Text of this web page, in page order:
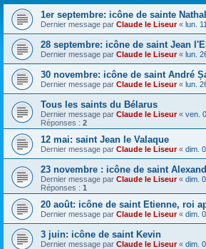
1er septembre: icône de sainte
Dernier message par Claude le Liseur« lun.
28 septembre: icône de saint Jean
Dernier message par Claude le Liseur« lun.
30 novembre: icône de saint André
Dernier message par Claude le Liseur« lun.
Tous les saints du Bélarus
Dernier message par Claude le Liseur« ven.
Réponses : 2
12 mai: saint Jean le Valaque
Dernier message par Claude le Liseur« dim.
23 novembre : icône de saint
Dernier message par Claude le Liseur« dim.
Réponses : 1
20 août: icône de saint Etienne, roi
Dernier message par Claude le Liseur« dim.
3 juin: icône de saint Kevin
Dernier message par Claude le Liseur« dim.